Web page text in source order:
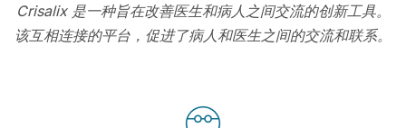
Crisalix 是一种旨在改善医生和病人之间交流的创新工具。
该互相连接的平台，促进了病人和医生之间的交流和联系。